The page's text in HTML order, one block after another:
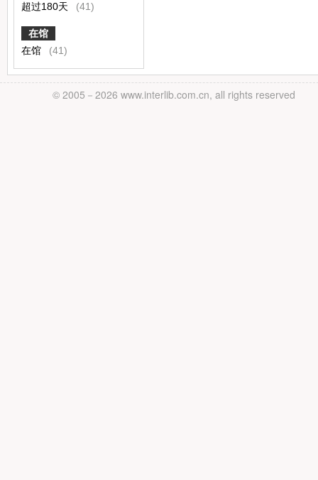
超过180天 (41)
在馆
在馆
(41)
© 2005－ 2026 www.interlib.com.cn, all rights reserved